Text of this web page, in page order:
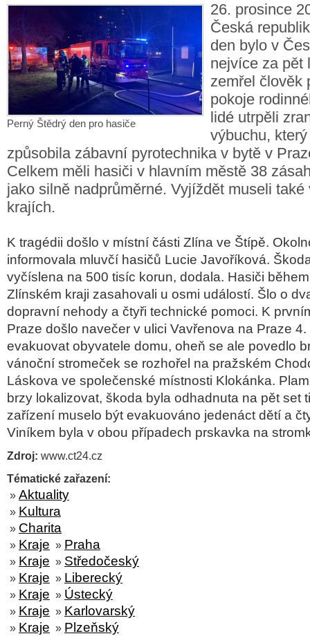
Perný Štědrý den pro hasiče
26. prosince
Česká
den bylo v
nejvíce za pět
zemřel člověk
pokoje
lidé utrpěli
výbuchu,
způsobila zábavní pyrotechnika v bytě v
Celkem měli hasiči v hlavním městě 38
jako silně nadprůměrné. Vyjíždět museli také
krajích.
K tragédii došlo v místní části Zlína ve Štípě.
informovala mluvčí hasičů Lucie Javoříková.
vyčíslena na 500 tisíc korun, dodala. Hasiči
Zlínském kraji zasahovali u osmi událostí. Šlo o
dopravní nehody a čtyři technické pomoci. K
Praze došlo navečer v ulici Vavřenova na Praze
evakuovat obyvatele domu, oheň se ale povedlo
vánoční stromeček se rozhořel na pražském
Láskova ve společenské místnosti Klokánka.
brzy lokalizovat, škoda byla odhadnuta na pět set
zařízení muselo být evakuováno jedenáct dětí a
Viníkem byla v obou případech prskavka na
Zdroj: www.ct24.cz
Tématické zařazení:
» Aktuality
» Kultura
» Charita
» Kraje » Praha
» Kraje » Středočeský
» Kraje » Liberecký
» Kraje » Ústecký
» Kraje » Karlovarský
» Kraje » Plzeňský